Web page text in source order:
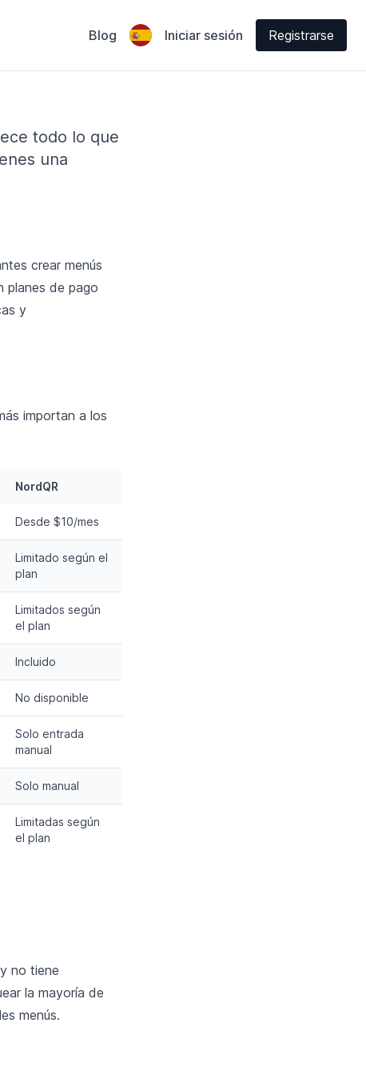
Blog Iniciar sesión Registrarse
todo lo que
una
crear menús
planes de pago
y
importan a los
NordQR
Desde $10/mes
Limitado según el
plan
Limitados según
el plan
Incluido
No disponible
Solo entrada
manual
Solo manual
Limitadas según
el plan
no tiene
la mayoría de
menús.